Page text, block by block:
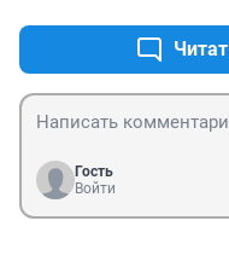
Гость
Войти